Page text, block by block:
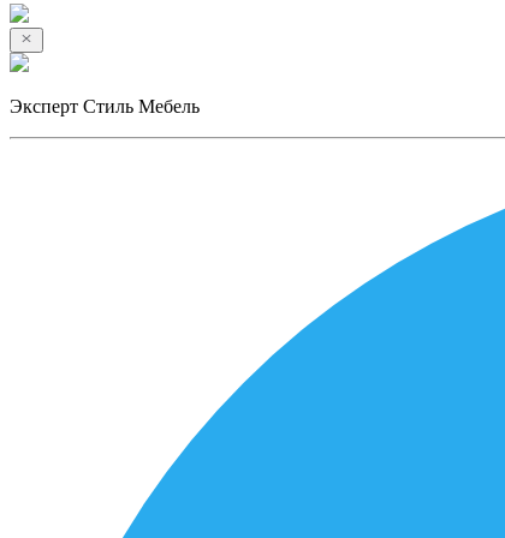
Эксперт Стиль Мебель